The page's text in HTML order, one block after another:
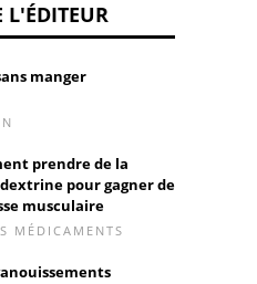
L'ÉDITEUR
manger
prendre de la
pour gagner de
musculaire
MÉDICAMENTS